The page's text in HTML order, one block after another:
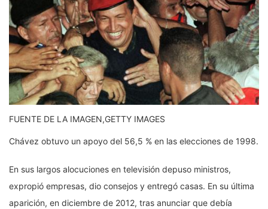
FUENTE DE LA IMAGEN,GETTY IMAGES
Chávez obtuvo un apoyo del 56,5 % en las elecciones de 1998.
En sus largos alocuciones en televisión depuso ministros,
expropió empresas, dio consejos y entregó casas. En su última
aparición, en diciembre de 2012, tras anunciar que debía